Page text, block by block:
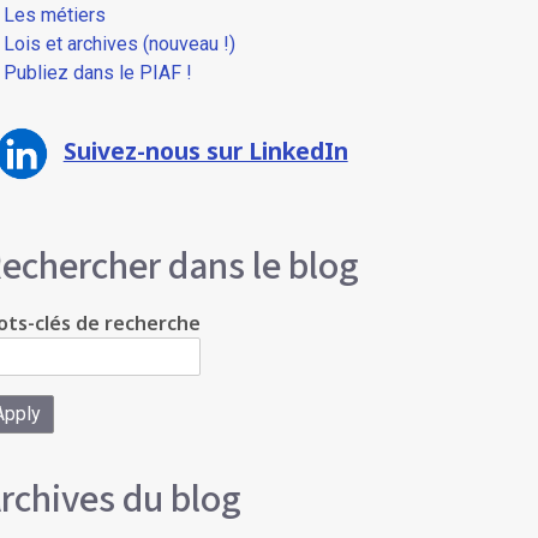
Les métiers
Lois et archives (nouveau !)
Publiez dans le PIAF !
Suivez-nous sur LinkedIn
dans le blog
clés de recherche
du blog